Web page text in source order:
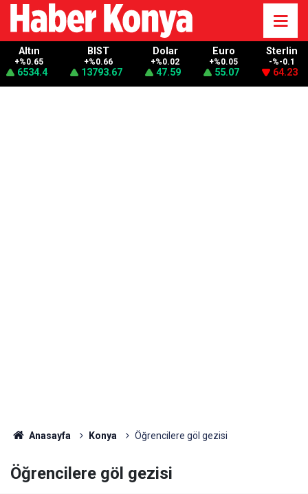
Altın
+%0.65
6534.4
BIST
+%0.66
13793.67
Dolar
+%0.02
47.59
Euro
+%0.05
55.07
Sterlin
-%-0.1
64.23
Anasayfa Konya Öğrencilere göl gezisi
Öğrencilere göl gezisi